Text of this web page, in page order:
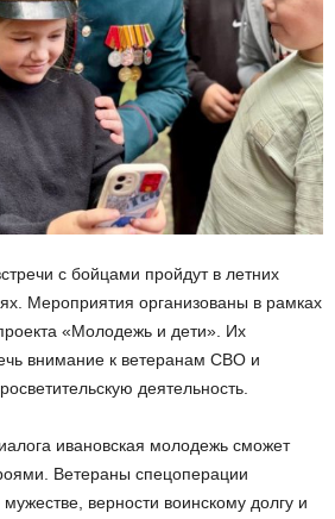
с бойцами пройдут в летних
Мероприятия организованы в рамках
«Молодежь и дети». Их
внимание к ветеранам СВО и
деятельность.
ивановская молодежь сможет
Ветераны спецоперации
верности воинскому долгу и